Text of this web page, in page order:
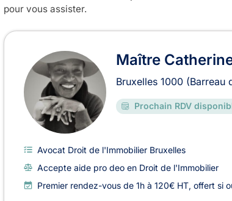
pour vous assister.
Avocats en Droit de
Maître
Bruxelles 1000 (Barreau
Prochain RDV
Avocat Droit de l'Immobilier Bruxelles
Accepte aide pro deo en Droit de l'Immobilier
Premier rendez-vous de 1h à 120€ HT, offert si